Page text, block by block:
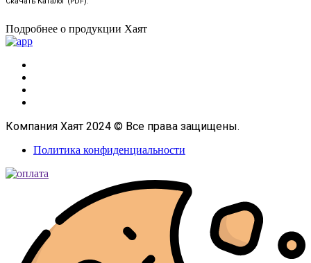
Подробнее о продукции Хаят
Компания Хаят 2024 © Все права защищены.
Политика конфиденциальности